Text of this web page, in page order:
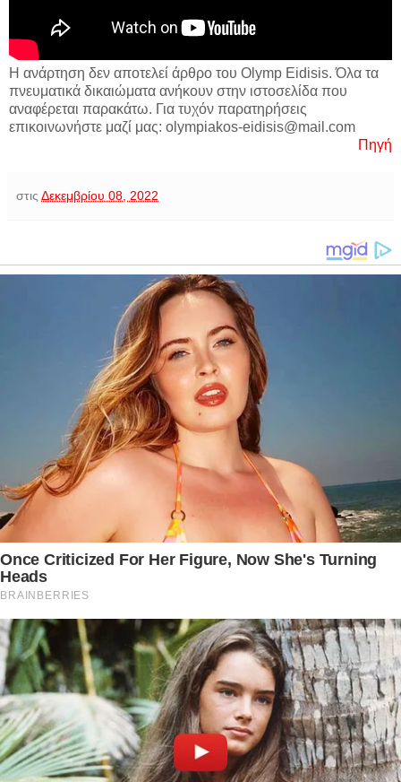
Η ανάρτηση δεν αποτελεί άρθρο του Olymp Eidisis. Όλα τα
πνευματικά δικαιώματα ανήκουν στην ιστοσελίδα που
αναφέρεται παρακάτω. Για τυχόν παρατηρήσεις
επικοινωνήστε μαζί μας: olympiakos-eidisis@mail.com
Πηγή
στις Δεκεμβρίου 08, 2022